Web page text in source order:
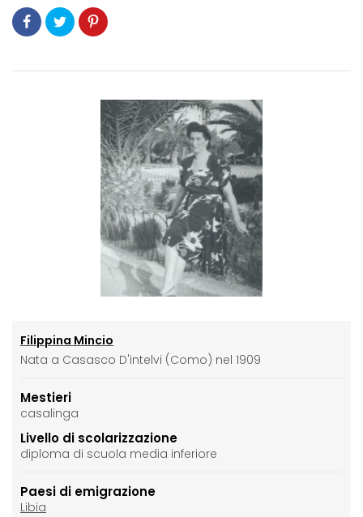
Filippina Mincio
Nata a Casasco D'intelvi (Como) nel 1909
Mestieri
casalinga
Livello di scolarizzazione
diploma di scuola media inferiore
Paesi di emigrazione
Libia